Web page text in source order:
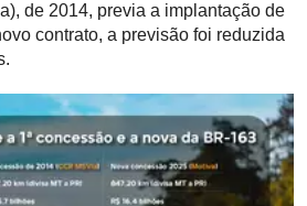
de 2014, previa a implantação de
contrato, a previsão foi reduzida